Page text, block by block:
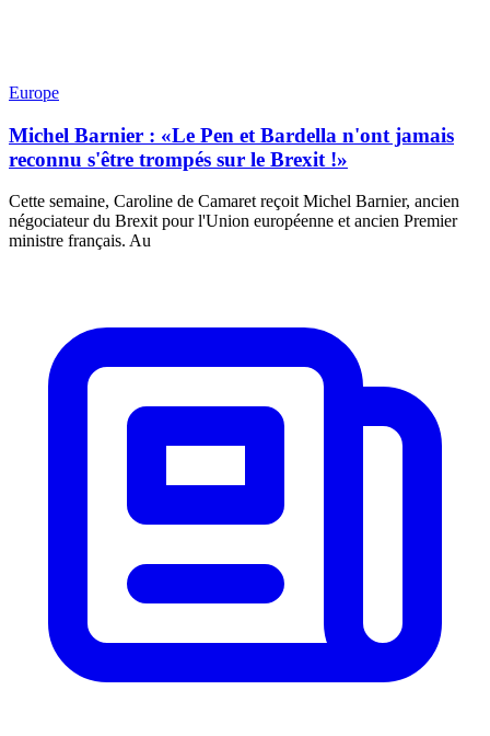
Europe
Michel Barnier : «Le Pen et Bardella n'ont jamais
reconnu s'être trompés sur le Brexit !»
Cette semaine, Caroline de Camaret reçoit Michel Barnier, ancien
négociateur du Brexit pour l'Union européenne et ancien Premier
ministre français. Au